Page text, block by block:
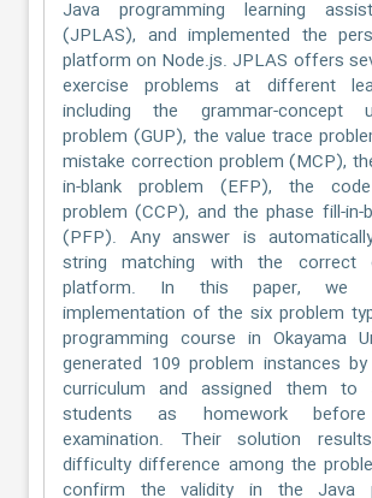
Java programming learning
(JPLAS), and implemented the
platform on Node.js. JPLAS offers
exercise problems at different
including the grammar-concept
problem (GUP), the value trace
mistake correction problem (MCP),
in-blank problem (EFP), the
problem (CCP), and the phase fill-in-
(PFP). Any answer is
string matching with the
platform. In this paper, we
implementation of the six problem
programming course in Okayama
generated 109 problem instances
curriculum and assigned them to
students as homework
examination. Their solution
difficulty difference among the
confirm the validity in the Java